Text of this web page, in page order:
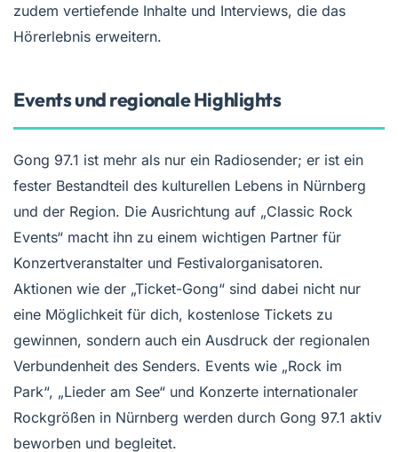
zudem vertiefende Inhalte und Interviews, die das
Hörerlebnis erweitern.
Events und regionale Highlights
Gong 97.1 ist mehr als nur ein Radiosender; er ist ein
fester Bestandteil des kulturellen Lebens in Nürnberg
und der Region. Die Ausrichtung auf „Classic Rock
Events“ macht ihn zu einem wichtigen Partner für
Konzertveranstalter und Festivalorganisatoren.
Aktionen wie der „Ticket-Gong“ sind dabei nicht nur
eine Möglichkeit für dich, kostenlose Tickets zu
gewinnen, sondern auch ein Ausdruck der regionalen
Verbundenheit des Senders. Events wie „Rock im
Park“, „Lieder am See“ und Konzerte internationaler
Rockgrößen in Nürnberg werden durch Gong 97.1 aktiv
beworben und begleitet.